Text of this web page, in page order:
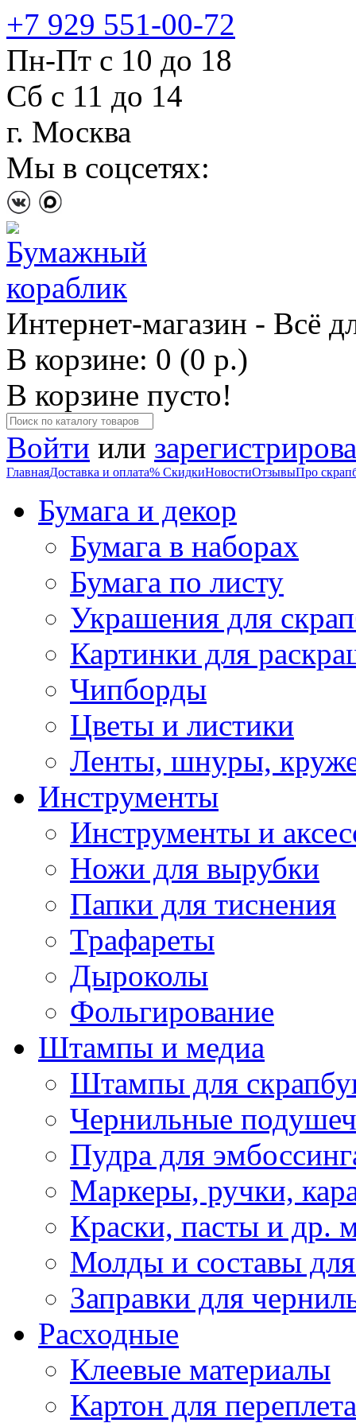
+7 929 551-00-72
Пн-Пт с 10 до 18
Сб с 11 до 14
г. Москва
Мы в соцсетях:
Интернет-магазин - Всё
В корзине: 0 (0 р.)
В корзине пусто!
Войти или
ГлавнаяДоставка и оплата% СкидкиНовостиОтзывыПро
Бумага и декор
Бумага в наборах
Бумага по листу
Украшения для
Картинки для
Чипборды
Цветы и листики
Ленты, шнуры,
Инструменты
Инструменты и
Ножи для вырубки
Папки для тиснения
Трафареты
Дыроколы
Фольгирование
Штампы и медиа
Штампы для
Чернильные
Пудра для
Маркеры, ручки,
Краски, пасты и др.
Молды и составы
Заправки для
Расходные
Клеевые материалы
Картон для переплета